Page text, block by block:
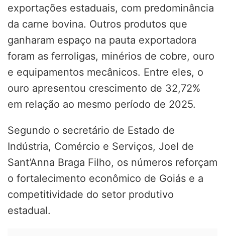
exportações estaduais, com predominância
da carne bovina. Outros produtos que
ganharam espaço na pauta exportadora
foram as ferroligas, minérios de cobre, ouro
e equipamentos mecânicos. Entre eles, o
ouro apresentou crescimento de 32,72%
em relação ao mesmo período de 2025.
Segundo o secretário de Estado de
Indústria, Comércio e Serviços, Joel de
Sant’Anna Braga Filho, os números reforçam
o fortalecimento econômico de Goiás e a
competitividade do setor produtivo
estadual.